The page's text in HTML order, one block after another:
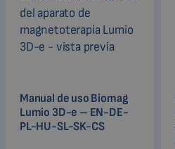
Manual de uso Biomag
Lumio 3D-e – EN-DE-
PL-HU-SL-SK-CS